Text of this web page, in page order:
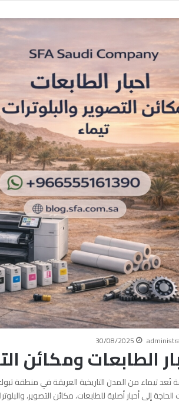
30/08/2025
الطابعات ومكائن
تيماء من المدن التاريخية العريقة في منطقة
إلى أحبار أصلية للطابعات، مكائن التصوير،